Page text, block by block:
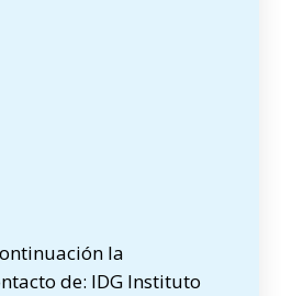
la
de: IDG Instituto